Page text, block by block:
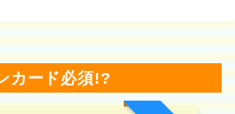
カード必須!?